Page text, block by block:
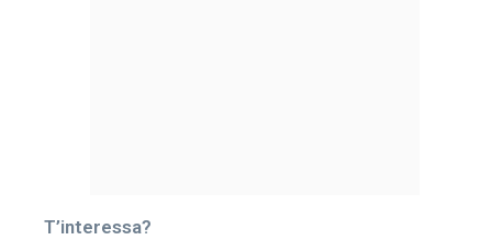
T’interessa?